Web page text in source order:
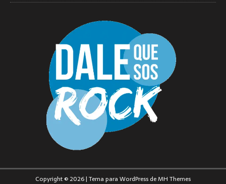
Copyright © 2026 | Tema para WordPress deMH Themes